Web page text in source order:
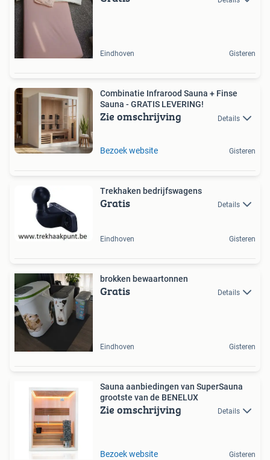
Eindhoven Gisteren
Combinatie Infrarood Sauna + Finse
Sauna - GRATIS LEVERING!
Zie omschrijving Details
Bezoek website Gisteren
Trekhaken bedrijfswagens
Gratis Details
Eindhoven Gisteren
brokken bewaartonnen
Gratis Details
Eindhoven Gisteren
Sauna aanbiedingen van SuperSauna
grootste van de BENELUX
Zie omschrijving Details
Bezoek website Gisteren